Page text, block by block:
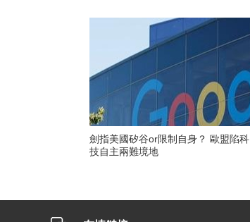
劍指美國矽谷or限制自身？ 歐盟陷科
技自主兩難境地